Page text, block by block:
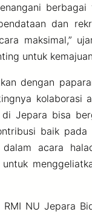
dan
maksimal,”
untuk
dengan
Jepara bisa
baik
dalam acara
NU Jepara